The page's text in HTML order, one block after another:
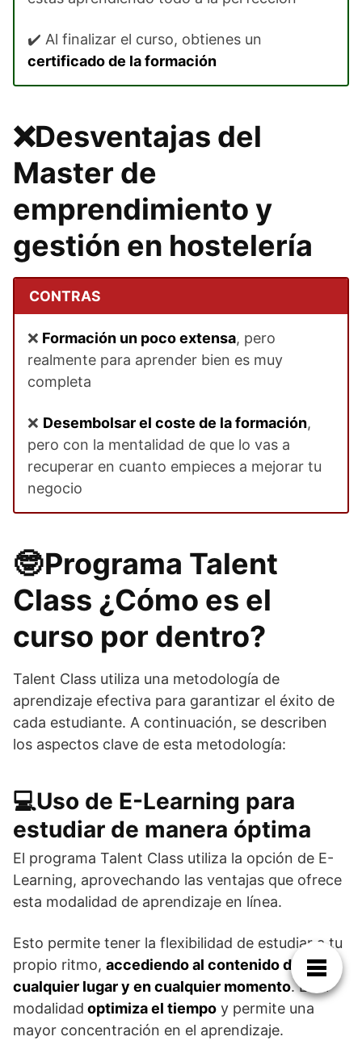
✔️ Al finalizar el curso, obtienes un
certificado de la formación
❌Desventajas del
Master de
emprendimiento y
gestión en hostelería
CONTRAS
❌ Formación un poco extensa, pero
realmente para aprender bien es muy
completa
❌ Desembolsar el coste de la formación,
pero con la mentalidad de que lo vas a
recuperar en cuanto empieces a mejorar tu
negocio
🤓 Programa Talent
Class ¿Cómo es el
curso por dentro?
Talent Class utiliza una metodología de
aprendizaje efectiva para garantizar el éxito de
cada estudiante. A continuación, se describen
los aspectos clave de esta metodología:
💻Uso de E-Learning para
estudiar de manera óptima
El programa Talent Class utiliza la opción de E-
Learning, aprovechando las ventajas que ofrece
esta modalidad de aprendizaje en línea.
Esto permite tener la flexibilidad de estudiar a tu
propio ritmo, accediendo al contenido desde
cualquier lugar y en cualquier momento. Esta
modalidad optimiza el tiempo y permite una
mayor concentración en el aprendizaje.